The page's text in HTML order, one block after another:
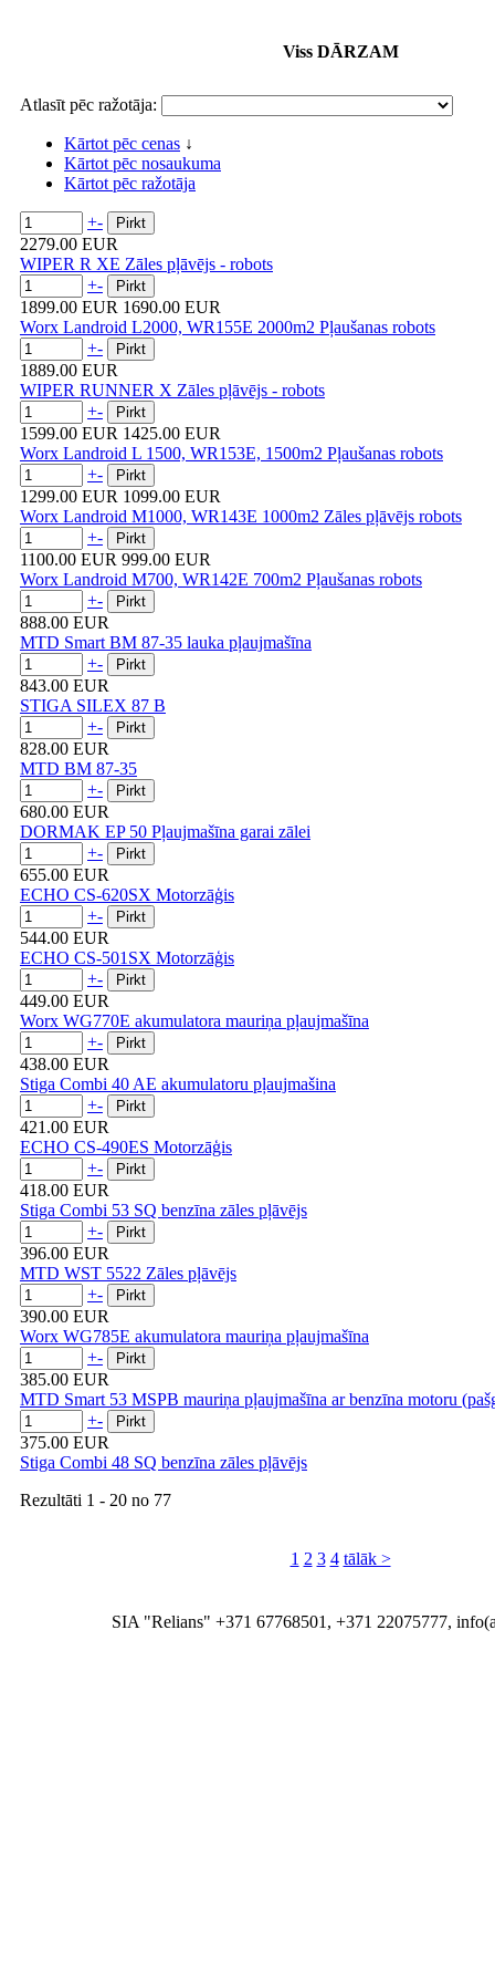
Viss DĀRZAM
Atlasīt pēc ražotāja:
Kārtot pēc cenas ↓
Kārtot pēc nosaukuma
Kārtot pēc ražotāja
+-
2279.00 EUR
WIPER R XE Zāles pļāvējs - robots
+-
1899.00 EUR 1690.00 EUR
Worx Landroid L2000, WR155E 2000m2 Pļaušanas robots
+-
1889.00 EUR
WIPER RUNNER X Zāles pļāvējs - robots
+-
1599.00 EUR 1425.00 EUR
Worx Landroid L 1500, WR153E, 1500m2 Pļaušanas robots
+-
1299.00 EUR 1099.00 EUR
Worx Landroid M1000, WR143E 1000m2 Zāles pļāvējs robots
+-
1100.00 EUR 999.00 EUR
Worx Landroid M700, WR142E 700m2 Pļaušanas robots
+-
888.00 EUR
MTD Smart BM 87-35 lauka pļaujmašīna
+-
843.00 EUR
STIGA SILEX 87 B
+-
828.00 EUR
MTD BM 87-35
+-
680.00 EUR
DORMAK EP 50 Pļaujmašīna garai zālei
+-
655.00 EUR
ECHO CS-620SX Motorzāģis
+-
544.00 EUR
ECHO CS-501SX Motorzāģis
+-
449.00 EUR
Worx WG770E akumulatora mauriņa pļaujmašīna
+-
438.00 EUR
Stiga Combi 40 AE akumulatoru pļaujmašina
+-
421.00 EUR
ECHO CS-490ES Motorzāģis
+-
418.00 EUR
Stiga Combi 53 SQ benzīna zāles pļāvējs
+-
396.00 EUR
MTD WST 5522 Zāles pļāvējs
+-
390.00 EUR
Worx WG785E akumulatora mauriņa pļaujmašīna
+-
385.00 EUR
MTD Smart 53 MSPB mauriņa pļaujmašīna ar benzīna motoru
+-
375.00 EUR
Stiga Combi 48 SQ benzīna zāles pļāvējs
Rezultāti 1 - 20 no 77
1 2 3 4 tālāk >
SIA "Relians" +371 67768501, +371 22075777,